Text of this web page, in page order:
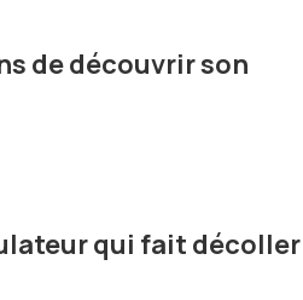
de découvrir son
qui fait décoller